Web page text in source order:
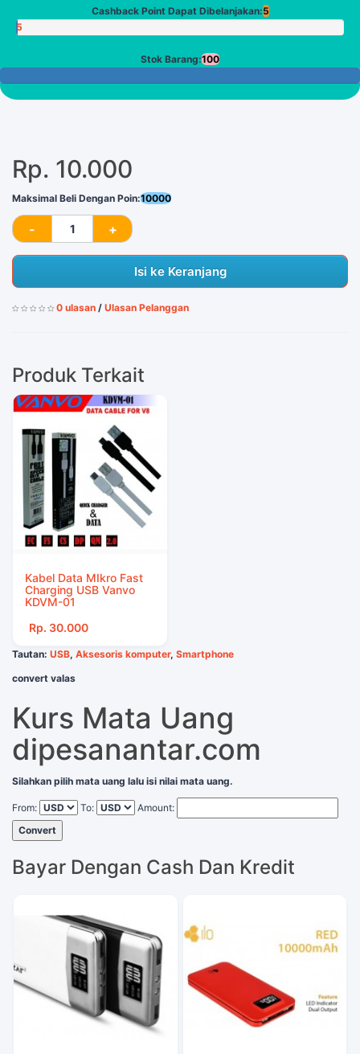
Cashback Point Dapat Dibelanjakan:5
5
Stok Barang:100
Rp. 10.000
Maksimal Beli Dengan Poin:10000
Isi ke Keranjang
0 ulasan / Ulasan Pelanggan
Produk Terkait
Kabel Data MIkro Fast
Charging USB Vanvo
KDVM-01
Rp. 30.000
Tautan: USB, Aksesoris komputer, Smartphone
convert valas
Kurs Mata Uang
dipesanantar.com
Silahkan pilih mata uang lalu isi nilai mata uang.
From: To:
Amount:
Convert
Bayar Dengan Cash Dan Kredit